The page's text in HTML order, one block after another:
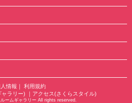
情報 ｜ 利用規約
ャラリー) ｜ アクセス(さくらスタイル)
ームギャラリー All rights reserved.